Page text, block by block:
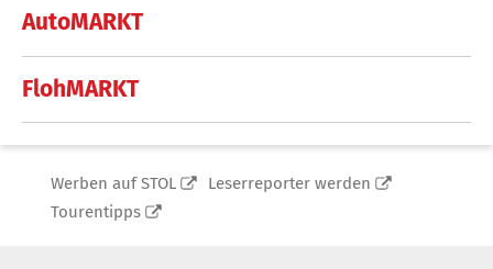
AutoMARKT
FlohMARKT
Werben auf STOL
Leserreporter werden
Tourentipps